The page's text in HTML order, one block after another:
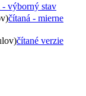
- výborný stav
čítaná - mierne
čítané verzie